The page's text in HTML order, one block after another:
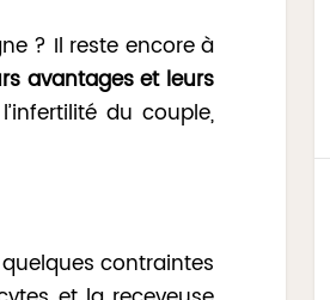
? Il reste encore à
avantages et leurs
du couple,
contraintes